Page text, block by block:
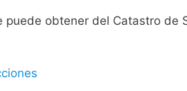
obtener del Catastro de